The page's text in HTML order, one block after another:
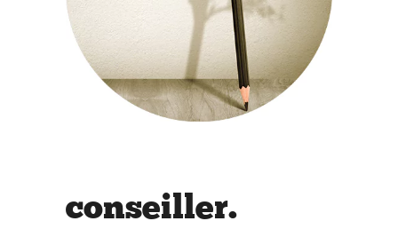
conseiller.